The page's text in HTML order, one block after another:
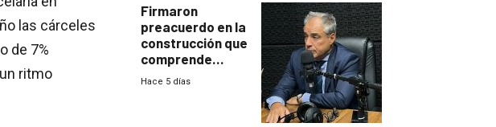
las cárceles
de 7%
ritmo
proyectos
Firmaron
preacuerdo en la
construcción que
comprende
reducción
Hace 5 días